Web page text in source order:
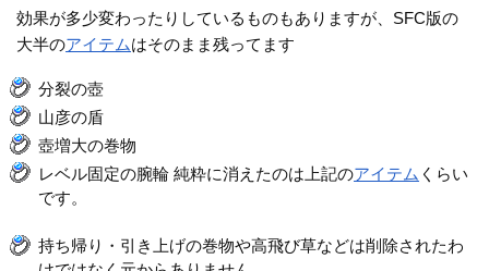
効果が多少変わったりしているものもありますが、SFC版の
大半のアイテムはそのまま残ってます
分裂の壺
山彦の盾
壺増大の巻物
レベル固定の腕輪 純粋に消えたのは上記のアイテム くらい
です。
持ち帰り・引き上げの巻物や高飛び草などは削除されたわ